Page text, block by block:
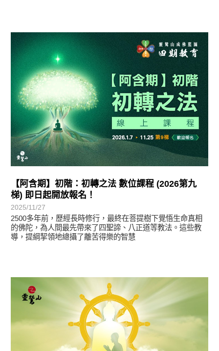
【阿含期】初階：初轉之法 數位課程 (2026第九
梯) 即日起開放報名！
2025/11/27
2500多年前，歷經長時修行，最終在菩提樹下覺悟生命真相
的佛陀，為人間最先帶來了四聖諦、八正道等教法。這些教
導，提綱挈領地總攝了離苦得樂的智慧
最新消息